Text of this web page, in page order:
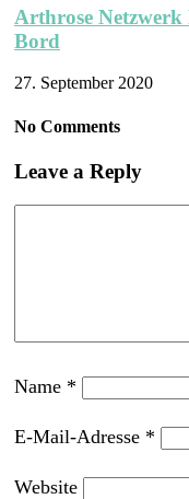
Arthrose
Bord
27. September 2020
No Comments
Leave a Reply
Name *
E-Mail-Adresse *
Website